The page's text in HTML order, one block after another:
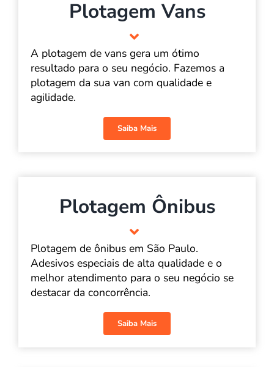
Plotagem Vans
A plotagem de vans gera um ótimo
resultado para o seu negócio. Fazemos a
plotagem da sua van com qualidade e
agilidade.
Saiba Mais
Plotagem Ônibus
Plotagem de ônibus em São Paulo.
Adesivos especiais de alta qualidade e o
melhor atendimento para o seu negócio se
destacar da concorrência.
Saiba Mais